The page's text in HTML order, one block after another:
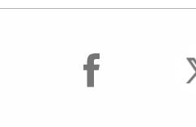
facebook